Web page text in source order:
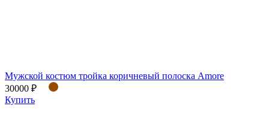
Мужской костюм тройка коричневый полоска Amore
30000 ₽
Купить